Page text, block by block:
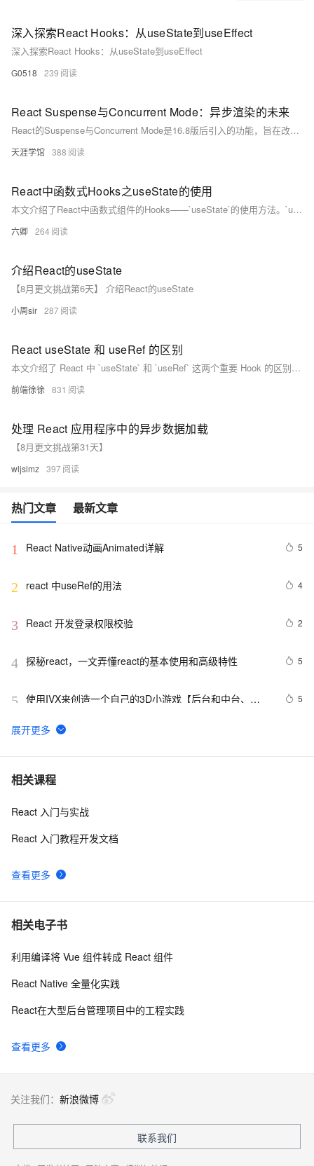
深入探索React Hooks：从useState到useEffect
深入探索React Hooks：从useState到useEffect
G0518 239
React Suspense与Concurrent Mode：异步渲染的未来
React的Suspense与Concurrent Mode是16.8版后引入的功能，旨在改善用户体验与性能。Suspense组件作为异步边界，允许子组件在数据加载完成前显示占位符，结合React.lazy实现懒加载，优化资源调度。Concurrent Mode则通过并发渲染与智能调度提升应用响应性，支持时间分片和优先级调度，确保即使处理复杂任务时UI仍流畅。二者结合使用，能显著提高应用效率与交互体验，尤其适用于数据驱动的应用场景。
天涯学馆 388
React中函数式Hooks之useState的使用
本文介绍了React中函数式组件的Hooks——`useState`的使用方法。`useState`允许在函数式组件中使用状态，它返回一个数组，其中包含当前状态的值和更新该状态的函数。文章通过示例代码展示了如何声明状态变量和更新状态变量，包括对数值和对象状态的更新。此外，还展示了如何通过点击按钮触发状态更新，实现交互功能。
六卿 264
介绍React的useState
【8月更文挑战第6天】 介绍React的useState
小周sir 287
React useState 和 useRef 的区别
本文介绍了 React 中 `useState` 和 `useRef` 这两个重要 Hook 的区别和使用场景。`useState` 用于管理状态并在状态变化时重新渲染组件，适用于表单输入、显示/隐藏组件、动态样式等场景。`useRef` 则用于在渲染之间保持可变值而不触发重新渲染，适用于访问 DOM 元素、存储定时器 ID 等场景。文章还提供了具体的代码示例，帮助读者更好地理解和应用这两个 Hook。
前端徐徐 831
处理 React 应用程序中的异步数据加载
【8月更文挑战第31天】
wljslmz 397
热门文章 最新文章
1 React Native动画Animated详解 5
2 react 中useRef的用法 4
3 React 开发登录权限校验 2
4 探秘react，一文弄懂react的基本使用和高级特性 5
5 使用IVX来创造一个自己的3D小游戏【后台和中台、
5
6
【亮剑】在React中，处理`onScroll`事件可实现复杂功能
7 react-Ant Design框架项目中文字轮播与图片轮播的实现
8 React中的无限渲染问题总结
战应用与优势剖析！
相关课程
查看更多
React 入门与实战
React 入门教程开发文档
相关电子书
查看更多
利用编译将 Vue 组件转成 React 组件
React Native 全量化实践
React在大型后台管理项目中的工程实践
关注我们： 新浪微博
联系我们